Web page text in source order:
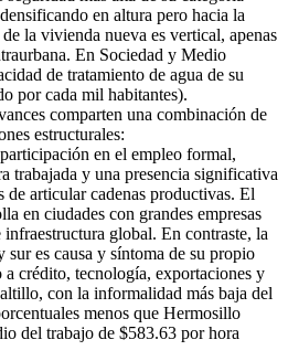
en altura pero hacia la
la vivienda nueva es vertical, apenas
En Sociedad y Medio
de tratamiento de agua de su
por cada mil habitantes).
comparten una combinación de
estructurales:
en el empleo formal,
trabajada y una presencia significativa
de articular cadenas productivas. El
en ciudades con grandes empresas
global. En contraste, la
es causa y síntoma de su propio
a crédito, tecnología, exportaciones y
con la informalidad más baja del
menos que Hermosillo
del trabajo de $583.63 por hora